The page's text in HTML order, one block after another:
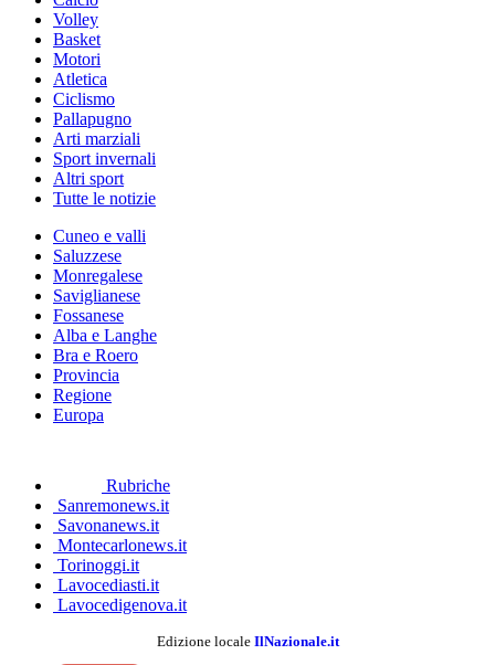
Volley
Basket
Motori
Atletica
Ciclismo
Pallapugno
Arti marziali
Sport invernali
Altri sport
Tutte le notizie
Cuneo e valli
Saluzzese
Monregalese
Saviglianese
Fossanese
Alba e Langhe
Bra e Roero
Provincia
Regione
Europa
Rubriche
Sanremonews.it
Savonanews.it
Montecarlonews.it
Torinoggi.it
Lavocediasti.it
Lavocedigenova.it
Edizione locale IlNazionale.it